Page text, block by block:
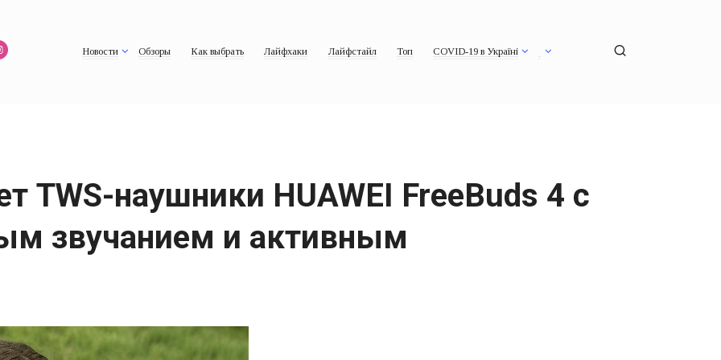
Новости Обзоры Как выбрать Лайфхаки Лайфстайл Топ COVID-19 в Україні
TWS-наушники HUAWEI FreeBuds 4 с
звучанием и активным